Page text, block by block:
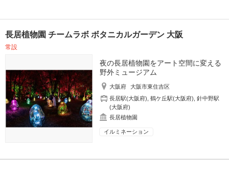
長居植物園 チームラボ ボタニカルガーデン 大阪
常設
夜の長居植物園をアート空間に変える
野外ミュージアム
大阪府
大阪市東住吉区
長居駅(大阪府) ,鶴ケ丘駅(大阪府) ,針中野駅
(大阪府)
長居植物園
イルミネーション